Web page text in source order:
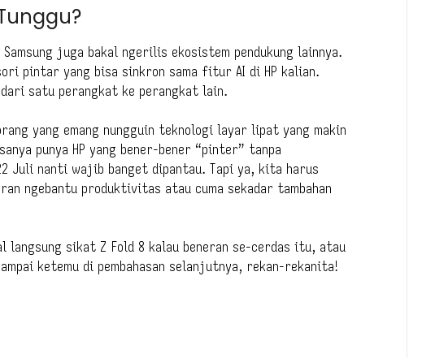
juga bakal ngerilis ekosistem pendukung lainnya.
pintar yang bisa sinkron sama fitur AI di HP kalian.
satu perangkat ke perangkat lain.
yang emang nungguin teknologi layar lipat yang makin
punya HP yang bener-bener “pinter” tanpa
Juli nanti wajib banget dipantau. Tapi ya, kita harus
ngebantu produktivitas atau cuma sekadar tambahan
langsung sikat Z Fold 8 kalau beneran se-cerdas itu, atau
ketemu di pembahasan selanjutnya, rekan-rekanita!